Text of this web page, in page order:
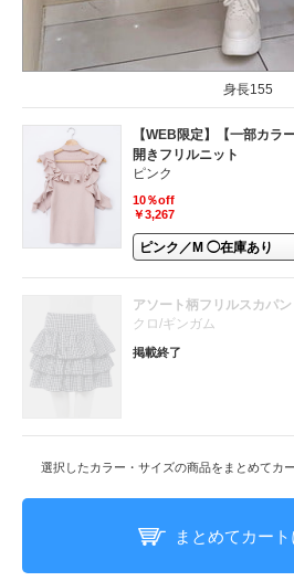
身長155
【WEB限定】【一部カラ
開きフリルニット
ピンク
10％off
￥3,267
アソート柄フリルスカパン
クロ/ギンガム
掲載終了
選択したカラー・サイズの商品をまとめてカ
まとめてカー